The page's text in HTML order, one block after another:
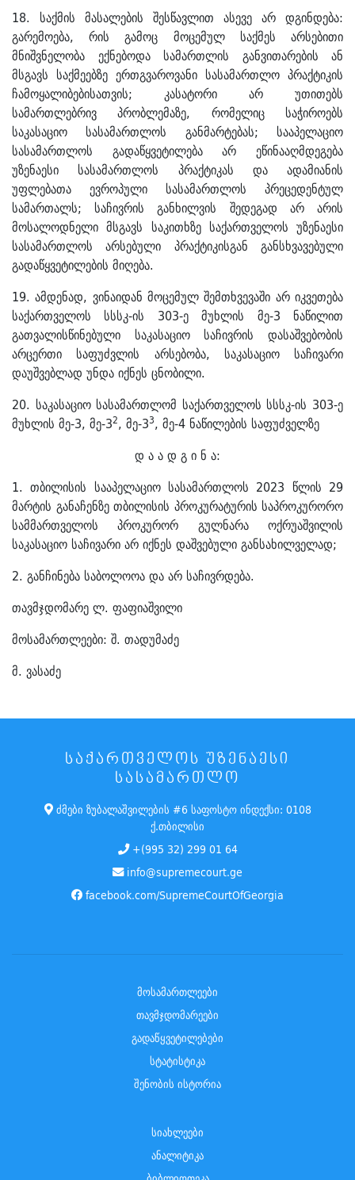
18. საქმის მასალების შესწავლით ასევე არ დგინდება:
გარემოება, რის გამოც მოცემულ საქმეს არსებითი
მნიშვნელობა ექნებოდა სამართლის განვითარების ან
მსგავს საქმეებზე ერთგვაროვანი სასამართლო პრაქტიკის
ჩამოყალიბებისათვის; კასატორი არ უთითებს
სამართლებრივ პრობლემაზე, რომელიც საჭიროებს
საკასაციო სასამართლოს განმარტებას; სააპელაციო
სასამართლოს გადაწყვეტილება არ ეწინააღმდეგება
უზენაესი სასამართლოს პრაქტიკას და ადამიანის
უფლებათა ევროპული სასამართლოს პრეცედენტულ
სამართალს; საჩივრის განხილვის შედეგად არ არის
მოსალოდნელი მსგავს საკითხზე საქართველოს უზენაესი
სასამართლოს არსებული პრაქტიკისგან განსხვავებული
გადაწყვეტილების მიღება.
19. ამდენად, ვინაიდან მოცემულ შემთხვევაში არ იკვეთება
საქართველოს სსსკ-ის 303-ე მუხლის მე-3 ნაწილით
გათვალისწინებული საკასაციო საჩივრის დასაშვებობის
არცერთი საფუძვლის არსებობა, საკასაციო საჩივარი
დაუშვებლად უნდა იქნეს ცნობილი.
20. საკასაციო სასამართლომ საქართველოს სსსკ-ის 303-ე
მუხლის მე-3, მე-32, მე-33, მე-4 ნაწილების საფუძველზე
დ ა ა დ გ ი ნ ა:
1. თბილისის სააპელაციო სასამართლოს 2023 წლის 29
მარტის განაჩენზე თბილისის პროკურატურის საპროკურორო
სამმართველოს პროკურორ გულნარა ოქრუაშვილის
საკასაციო საჩივარი არ იქნეს დაშვებული განსახილველად;
2. განჩინება საბოლოოა და არ საჩივრდება.
თავმჯდომარე ლ. ფაფიაშვილი
მოსამართლეები: შ. თადუმაძე
მ. ვასაძე
ᲡᲐᲥᲐᲠᲗᲕᲔᲚᲝᲡ ᲣᲖᲔᲜᲐᲔᲡᲘ
ᲡᲐᲡᲐᲛᲐᲠᲗᲚᲝ
ძმები ზუბალაშვილების #6 საფოსტო ინდექსი: 0108
ქ.თბილისი
+(995 32) 299 01 64
info@supremecourt.ge
facebook.com/SupremeCourtOfGeorgia
მოსამართლეები
თავმჯდომარეები
გადაწყვეტილებები
სტატისტიკა
შენობის ისტორია
სიახლეები
ანალიტიკა